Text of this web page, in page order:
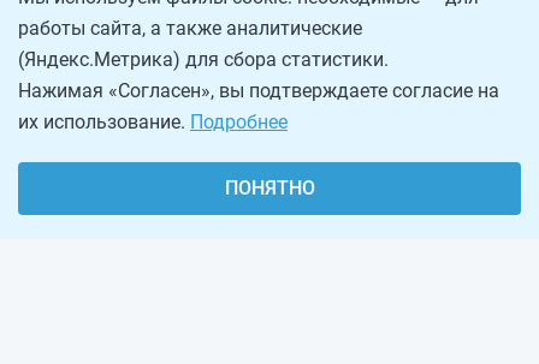
работы сайта, а также аналитические
(Яндекс.Метрика) для сбора статистики.
Нажимая «Согласен», вы подтверждаете согласие на
их использование. Подробнее
ПОНЯТНО